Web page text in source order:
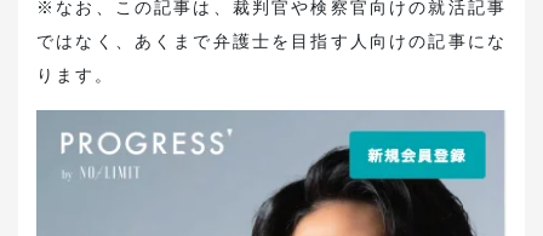
※なお、この記事は、裁判官や検察官向けの就活記事
ではなく、あくまで弁護士を目指す人向けの記事にな
ります。